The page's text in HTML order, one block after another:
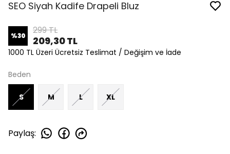
SEO Siyah Kadife Drapeli Bluz
%30 299 TL
209,30 TL
1000 TL Üzeri Ücretsiz Teslimat / Değişim ve İade
Beden
S M L XL
Paylaş: